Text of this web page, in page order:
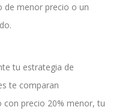
de menor precio o un
tu estrategia de
te comparan
precio 20% menor, tu